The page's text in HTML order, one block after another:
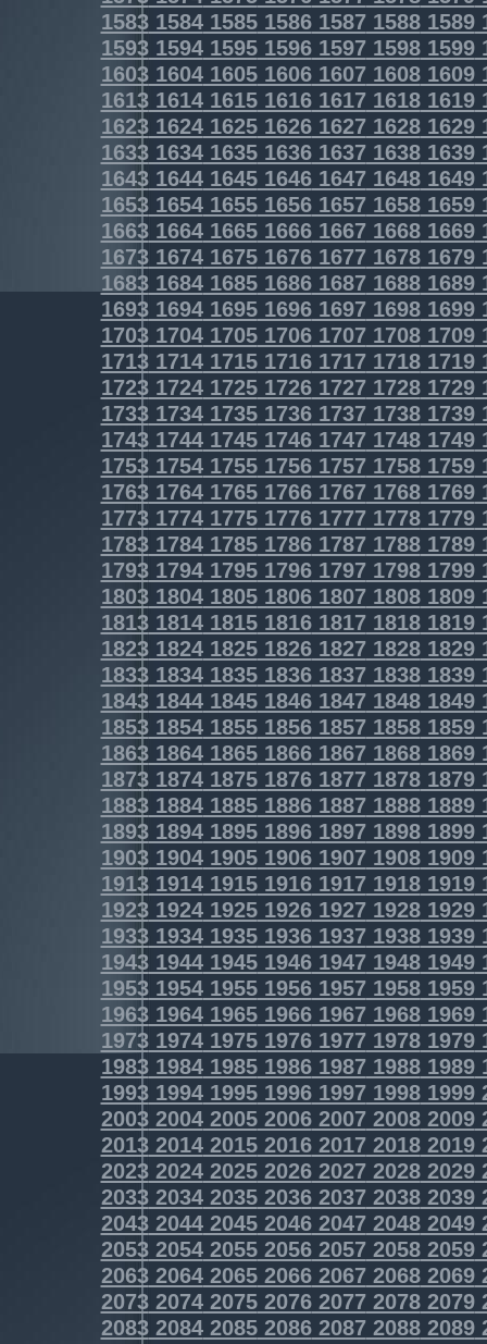
1583158415851586158715881589
1593159415951596159715981599
1603160416051606160716081609
1613161416151616161716181619
1623162416251626162716281629
1633163416351636163716381639
1643164416451646164716481649
1653165416551656165716581659
1663166416651666166716681669
1673167416751676167716781679
1683168416851686168716881689
1693169416951696169716981699
1703170417051706170717081709
1713171417151716171717181719
1723172417251726172717281729
1733173417351736173717381739
1743174417451746174717481749
1753175417551756175717581759
1763176417651766176717681769
1773177417751776177717781779
1783178417851786178717881789
1793179417951796179717981799
1803180418051806180718081809
1813181418151816181718181819
1823182418251826182718281829
1833183418351836183718381839
1843184418451846184718481849
1853185418551856185718581859
1863186418651866186718681869
1873187418751876187718781879
1883188418851886188718881889
1893189418951896189718981899
1903190419051906190719081909
1913191419151916191719181919
1923192419251926192719281929
1933193419351936193719381939
1943194419451946194719481949
1953195419551956195719581959
1963196419651966196719681969
1973197419751976197719781979
1983198419851986198719881989
1993199419951996199719981999
2003200420052006200720082009
2013201420152016201720182019
2023202420252026202720282029
2033203420352036203720382039
2043204420452046204720482049
2053205420552056205720582059
2063206420652066206720682069
2073207420752076207720782079
2083208420852086208720882089